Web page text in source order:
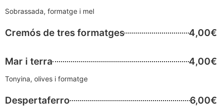
Sobrassada, formatge i mel
Cremós de tres formatges 4,00€
Mar i terra 4,00€
Tonyina, olives i formatge
Despertaferro 6,00€